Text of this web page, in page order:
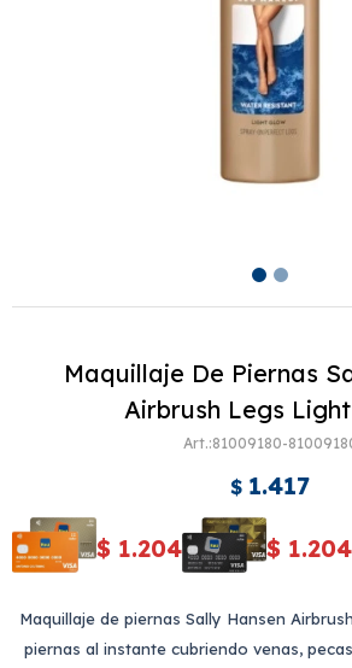
Maquillaje De Piernas
Airbrush Legs
81009180-
$ 1.417
$ 1.204 $ 1.204
Maquillaje de piernas Sally Hansen
piernas al instante cubriendo venas,